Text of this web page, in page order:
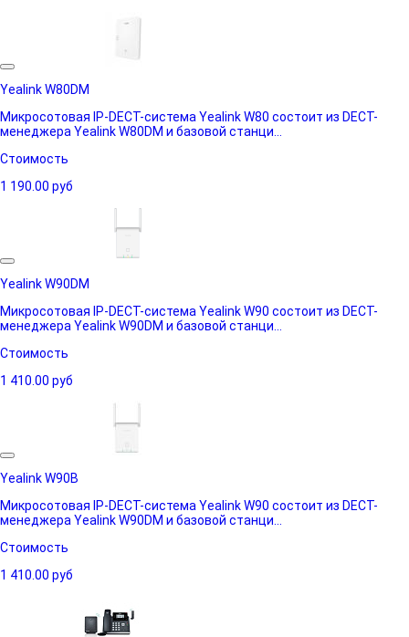
Yealink W80DM
Микросотовая IP-DECT-система Yealink W80 состоит из DECT-
менеджера Yealink W80DM и базовой станци...
Стоимость
1 190.00 руб
Yealink W90DM
Микросотовая IP-DECT-система Yealink W90 состоит из DECT-
менеджера Yealink W90DM и базовой станци...
Стоимость
1 410.00 руб
Yealink W90B
Микросотовая IP-DECT-система Yealink W90 состоит из DECT-
менеджера Yealink W90DM и базовой станци...
Стоимость
1 410.00 руб